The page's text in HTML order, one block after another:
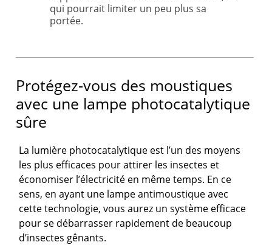
qui pourrait limiter un peu plus sa
portée.
Protégez-vous des moustiques
avec une lampe photocatalytique
sûre
La lumière photocatalytique est l’un des moyens
les plus efficaces pour attirer les insectes et
économiser l’électricité en même temps. En ce
sens, en ayant une lampe antimoustique avec
cette technologie, vous aurez un système efficace
pour se débarrasser rapidement de beaucoup
d’insectes gênants.